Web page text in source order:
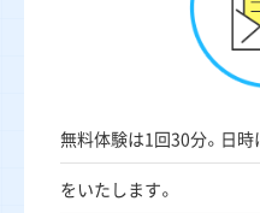
無料体験は1回30分。日
をいたします。